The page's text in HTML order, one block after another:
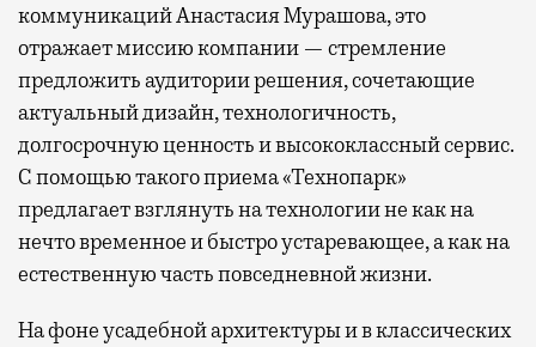
коммуникаций Анастасия Мурашова, это
отражает миссию компании — стремление
предложить аудитории решения, сочетающие
актуальный дизайн, технологичность,
долгосрочную ценность и высококлассный сервис.
С помощью такого приема «Технопарк»
предлагает взглянуть на технологии не как на
нечто временное и быстро устаревающее, а как на
естественную часть повседневной жизни.
На фоне усадебной архитектуры и в классических